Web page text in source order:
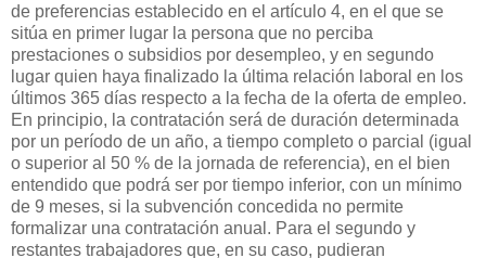
de preferencias establecido en el artículo 4, en el que se
sitúa en primer lugar la persona que no perciba
prestaciones o subsidios por desempleo, y en segundo
lugar quien haya finalizado la última relación laboral en los
últimos 365 días respecto a la fecha de la oferta de empleo.
En principio, la contratación será de duración determinada
por un período de un año, a tiempo completo o parcial (igual
o superior al 50 % de la jornada de referencia), en el bien
entendido que podrá ser por tiempo inferior, con un mínimo
de 9 meses, si la subvención concedida no permite
formalizar una contratación anual. Para el segundo y
restantes trabajadores que, en su caso, pudieran